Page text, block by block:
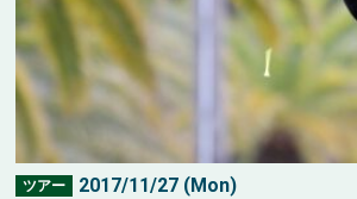
ツアー
2017/11/27 (Mon)